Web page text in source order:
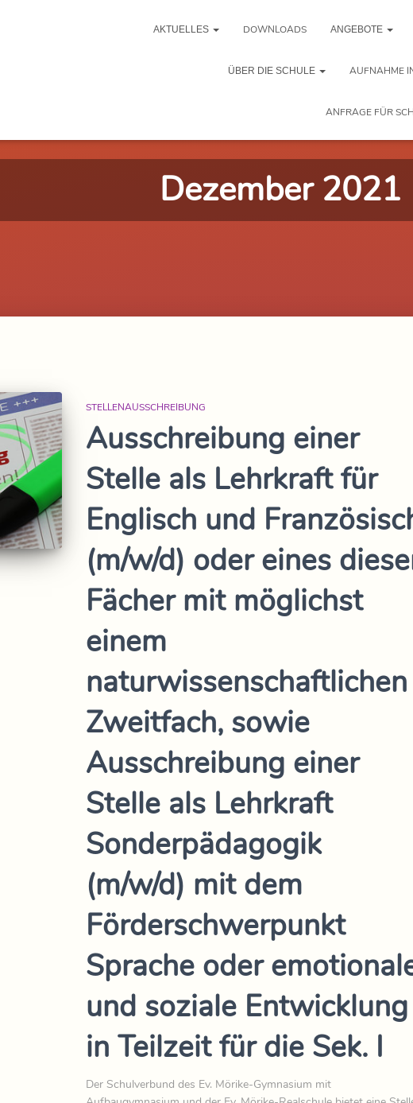
AKTUELLES DOWNLOADS ANGEBOTE
ÜBER DIE SCHULE AUFNAHME
ANFRAGE FÜR
Dezember 2021
STELLENAUSSCHREIBUNG
Ausschreibung einer
Stelle als Lehrkraft für
Englisch und
(m/w/d) oder eines
Fächer mit möglichst
einem
naturwissenschaftlichen
Zweitfach, sowie
Ausschreibung einer
Stelle als Lehrkraft
Sonderpädagogik
(m/w/d) mit dem
Förderschwerpunkt
Sprache oder
und soziale Entwicklung
in Teilzeit für die Sek. I
Der Schulverbund des Ev. Mörike-Gymnasium mit